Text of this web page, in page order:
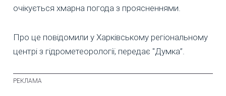
очікується хмарна погода з проясненнями.
Про це повідомили у Харківському регіональному
центрі з гідрометеорології, передає "Думка”.